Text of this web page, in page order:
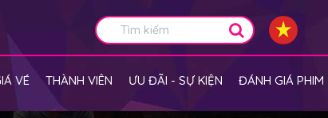
VÉ THÀNH VIÊN ƯU ĐÃI - SỰ KIỆN ĐÁNH GIÁ PHIM